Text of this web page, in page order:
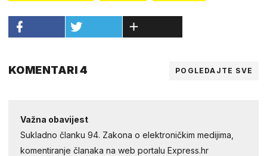
KOMENTARI 4 POGLEDAJTE SVE
Važna obavijest
Sukladno članku 94. Zakona o elektroničkim medijima,
komentiranje članaka na web portalu Express.hr